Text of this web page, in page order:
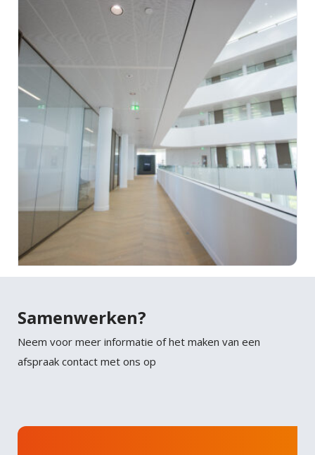
Samenwerken?
Neem voor meer informatie of het maken van een
afspraak contact met ons op
Faucibus vitae aliquet nec ullamcorper sit amet
risus nullam. Orci sagittis eu volutpat odio facilisis
mauris sit. Nisl nisi scelerisque eu ultrices vitae
auctor eu. Interdum posuere lorem ipsum dolor sit
amet consectetur adipiscing.